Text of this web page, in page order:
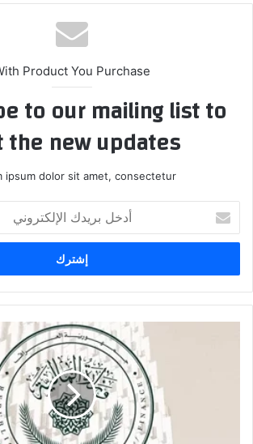
Product You Purchase
to our mailing list to
new updates!
ipsum dolor sit amet, consectetur.
بريدك
الإلكتروني